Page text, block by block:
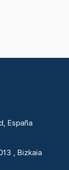
España
, Bizkaia